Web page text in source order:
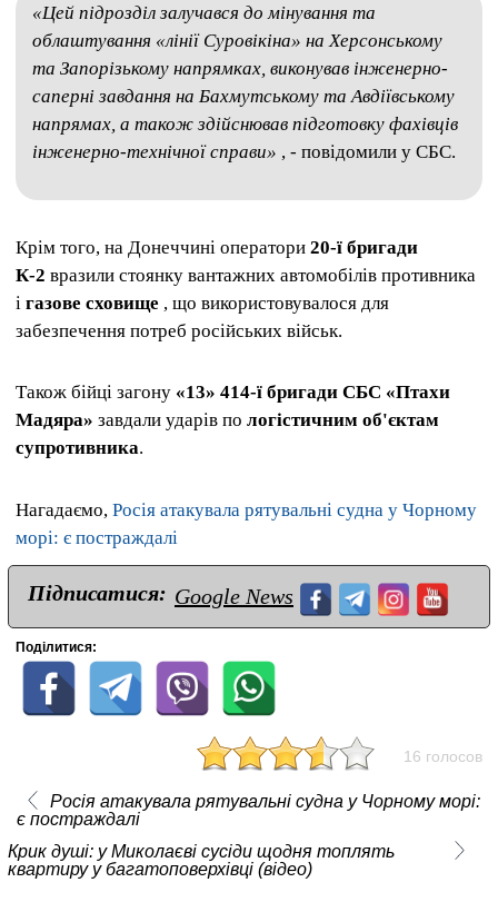
«Цей підрозділ залучався до мінування та
облаштування «лінії Суровікіна» на Херсонському
та Запорізькому напрямках, виконував інженерно-
саперні завдання на Бахмутському та Авдіївському
напрямах, а також здійснював підготовку фахівців
інженерно-технічної справи» , - повідомили у СБС.
Крім того, на Донеччині оператори 20-ї бригади
К-2 вразили стоянку вантажних автомобілів противника
і газове сховище , що використовувалося для
забезпечення потреб російських військ.
Також бійці загону «13» 414-ї бригади СБС «Птахи
Мадяра» завдали ударів по логістичним об'єктам
супротивника.
Нагадаємо, Росія атакувала рятувальні судна у Чорному
морі: є постраждалі
Підписатися: Google News
Поділитися:
16 голосов
Росія атакувала рятувальні судна у Чорному морі:
є постраждалі
Крик душі: у Миколаєві сусіди щодня топлять
квартиру у багатоповерхівці (відео)